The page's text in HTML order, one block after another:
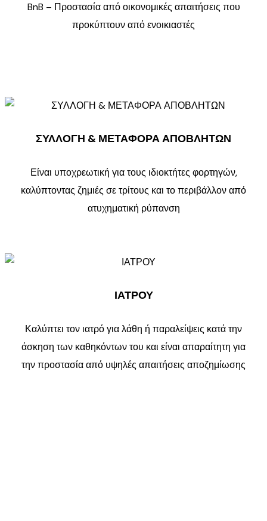
BnB – Προστασία από οικονομικές απαιτήσεις που
προκύπτουν από ενοικιαστές
ΣΥΛΛΟΓΗ & ΜΕΤΑΦΟΡΑ ΑΠΟΒΛΗΤΩΝ
Είναι υποχρεωτική για τους ιδιοκτήτες φορτηγών,
καλύπτοντας ζημιές σε τρίτους και το περιβάλλον από
ατυχηματική ρύπανση
ΙΑΤΡΟΥ
Καλύπτει τον ιατρό για λάθη ή παραλείψεις κατά την
άσκηση των καθηκόντων του και είναι απαραίτητη για
την προστασία από υψηλές απαιτήσεις αποζημίωσης